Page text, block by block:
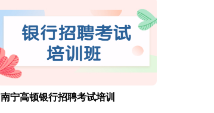
南宁高顿银行招聘考试培训